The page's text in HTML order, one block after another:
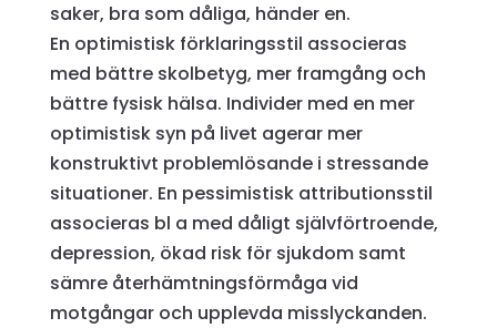
saker, bra som dåliga, händer en.
En optimistisk förklaringsstil associeras
med bättre skolbetyg, mer framgång och
bättre fysisk hälsa. Individer med en mer
optimistisk syn på livet agerar mer
konstruktivt problemlösande i stressande
situationer. En pessimistisk attributionsstil
associeras bl a med dåligt självförtroende,
depression, ökad risk för sjukdom samt
sämre återhämtningsförmåga vid
motgångar och upplevda misslyckanden.